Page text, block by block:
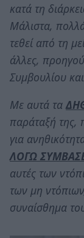
κατά τη
Μάλιστα,
τεθεί από τη
άλλες,
Συμβουλίου
Με αυτά τα
παράταξή της,
για
ΛΟΓΩ
αυτές των
των μη
συναίσθημα